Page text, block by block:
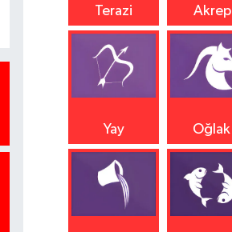
Terazi Akrep
Yay Oğlak